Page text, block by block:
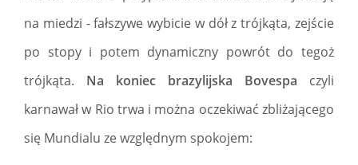
na miedzi - fałszywe wybicie w dół z trójkąta, zejście
po stopy i potem dynamiczny powrót do tegoż
trójkąta. Na koniec brazylijska Bovespa czyli
karnawał w Rio trwa i można oczekiwać zbliżającego
się Mundialu ze względnym spokojem: